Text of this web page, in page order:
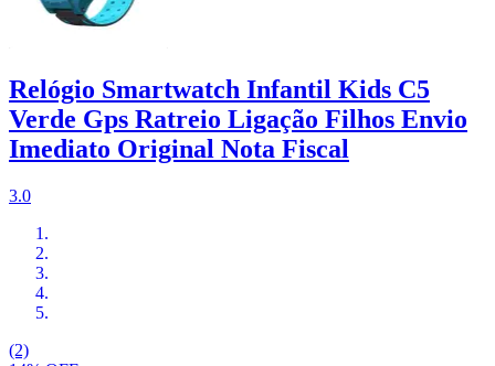
Relógio Smartwatch Infantil Kids C5
Verde Gps Ratreio Ligação Filhos Envio
Imediato Original Nota Fiscal
3.0
(2)